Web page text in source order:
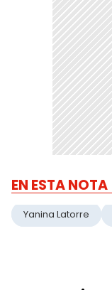
EN ESTA NOTA
Yanina Latorre